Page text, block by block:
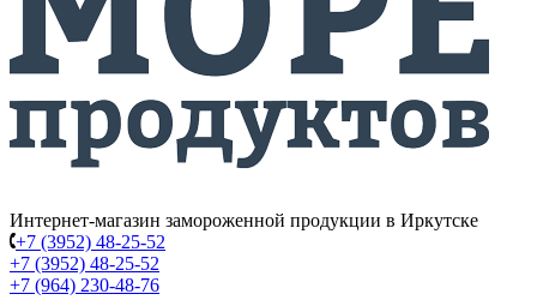
Интернет-магазин замороженной продукции в Иркутске
+7 (3952) 48-25-52
+7 (3952) 48-25-52
+7 (964) 230-48-76